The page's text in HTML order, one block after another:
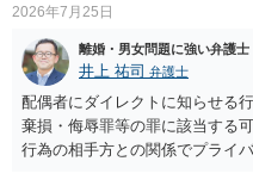
2026年7月25日
離婚・男女問題に強い弁護士
井上 祐司 弁護士
配偶者にダイレクトに知らせる
棄損・侮辱罪等の罪に該当する
行為の相手方との関係でプライ